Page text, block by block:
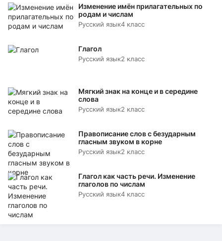
Изменение имён прилагательных по
родам и числам
Русский язык4 класс
Глагол
Русский язык2 класс
Мягкий знак на конце и в середине
слова
Русский язык2 класс
Правописание слов с безударным
гласным звуком в корне
Русский язык2 класс
Глагол как часть речи. Изменение
глаголов по числам
Русский язык4 класс